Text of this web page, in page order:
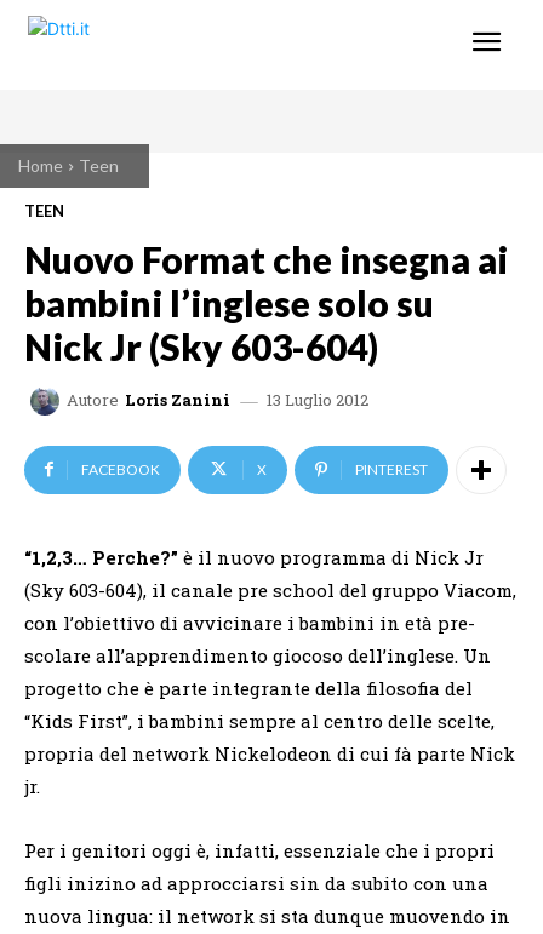
Home Teen
TEEN
Nuovo Format che insegna ai
bambini l’inglese solo su
Nick Jr (Sky 603-604)
Autore Loris Zanini 13 Luglio 2012
FACEBOOK X PINTEREST
“1,2,3… Perche?” è il nuovo programma di Nick Jr
(Sky 603-604), il canale pre school del gruppo Viacom,
con l’obiettivo di avvicinare i bambini in età pre-
scolare all’apprendimento giocoso dell’inglese. Un
progetto che è parte integrante della filosofia del
“Kids First”, i bambini sempre al centro delle scelte,
propria del network Nickelodeon di cui fà parte Nick
jr.
Per i genitori oggi è, infatti, essenziale che i propri
figli inizino ad approcciarsi sin da subito con una
nuova lingua: il network si sta dunque muovendo in